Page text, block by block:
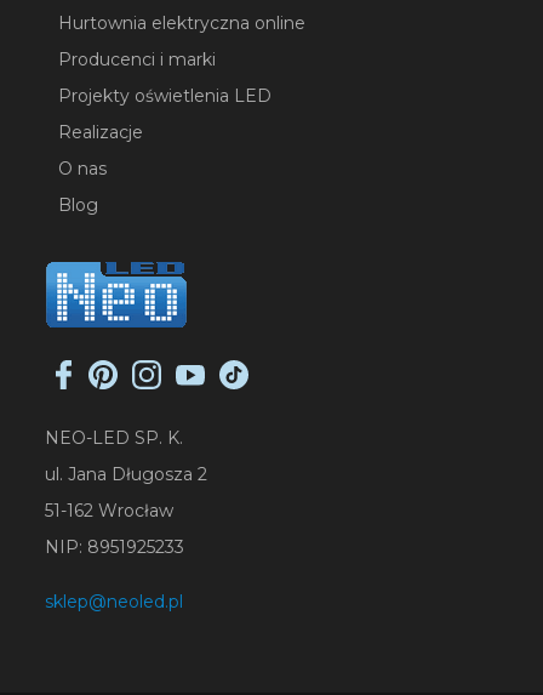
Hurtownia elektryczna online
Producenci i marki
Projekty oświetlenia LED
Realizacje
O nas
Blog
NEO-LED SP. K.
ul. Jana Długosza 2
51-162 Wrocław
NIP: 8951925233
sklep@neoled.pl